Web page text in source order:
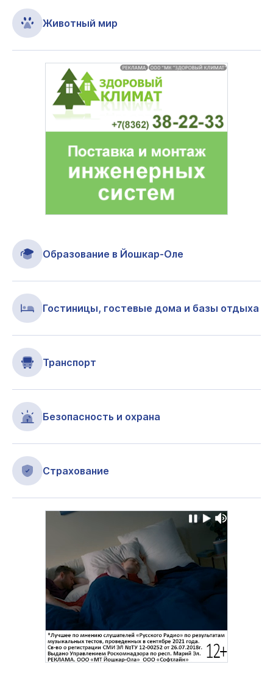
Животный мир
Образование в Йошкар-Оле
Гостиницы, гостевые дома и базы отдыха
Транспорт
Безопасность и охрана
Страхование